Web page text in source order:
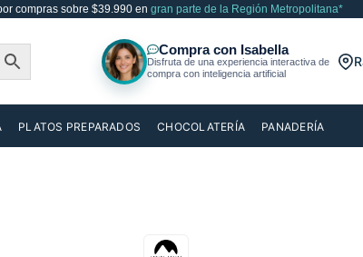
compras sobre $39.990 en gran parte de la Región Metropolitana*
PLATOS PREPARADOS CHOCOLATERÍA PANADERÍA